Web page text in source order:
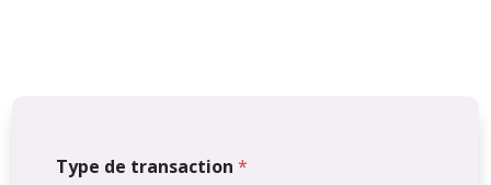
Type de transaction*